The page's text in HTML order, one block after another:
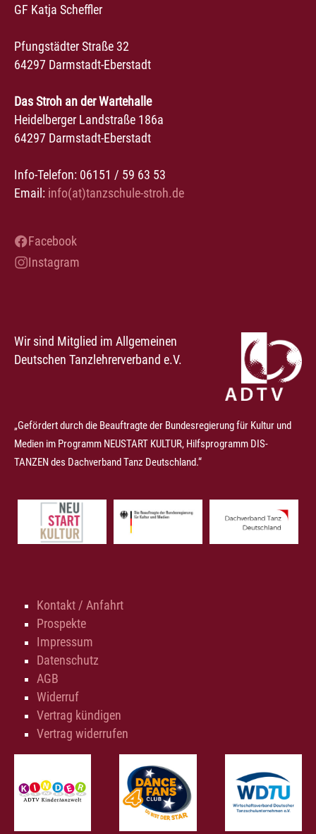
GF Katja Scheffler
Pfungstädter Straße 32
64297 Darmstadt-Eberstadt
Das Stroh an der Wartehalle
Heidelberger Landstraße 186a
64297 Darmstadt-Eberstadt
Info-Telefon: 06151 / 59 63 53
Email: info(at)tanzschule-stroh.de
Facebook
Instagram
Wir sind Mitglied im Allgemeinen
Deutschen Tanzlehrerverband e.V.
„Gefördert durch die Beauftragte der Bundesregierung für Kultur und
Medien im Programm NEUSTART KULTUR, Hilfsprogramm DIS-
TANZEN des Dachverband Tanz Deutschland.“
Kontakt / Anfahrt
Prospekte
Impressum
Datenschutz
AGB
Widerruf
Vertrag kündigen
Vertrag widerrufen